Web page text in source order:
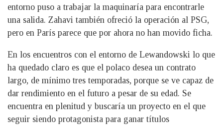
entorno puso a trabajar la maquinaría para encontrarle
una salida. Zahavi también ofreció la operación al PSG,
pero en París parece que por ahora no han movido ficha.
En los encuentros con el entorno de Lewandowski lo que
ha quedado claro es que el polaco desea un contrato
largo, de mínimo tres temporadas, porque se ve capaz de
dar rendimiento en el futuro a pesar de su edad. Se
encuentra en plenitud y buscaría un proyecto en el que
seguir siendo protagonista para ganar títulos